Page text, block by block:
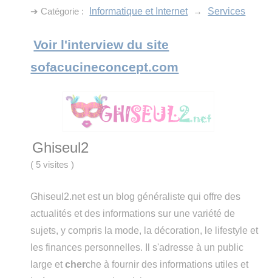
➔ Catégorie : Informatique et Internet → Services
Voir l'interview du site
sofacucineconcept.com
Ghiseul2
( 5 visites)
Ghiseul2.net est un blog généraliste qui offre des
actualités et des informations sur une variété de
sujets, y compris la mode, la décoration, le lifestyle et
les finances personnelles. Il s'adresse à un public
large etcherche à fournir des informations utiles et